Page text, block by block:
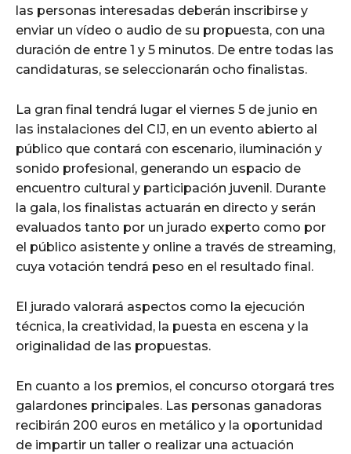
las personas interesadas deberán inscribirse y
enviar un vídeo o audio de su propuesta, con una
duración de entre 1 y 5 minutos. De entre todas las
candidaturas, se seleccionarán ocho finalistas.
La gran final tendrá lugar el viernes 5 de junio en
las instalaciones del CIJ, en un evento abierto al
público que contará con escenario, iluminación y
sonido profesional, generando un espacio de
encuentro cultural y participación juvenil. Durante
la gala, los finalistas actuarán en directo y serán
evaluados tanto por un jurado experto como por
el público asistente y online a través de streaming,
cuya votación tendrá peso en el resultado final.
El jurado valorará aspectos como la ejecución
técnica, la creatividad, la puesta en escena y la
originalidad de las propuestas.
En cuanto a los premios, el concurso otorgará tres
galardones principales. Las personas ganadoras
recibirán 200 euros en metálico y la oportunidad
de impartir un taller o realizar una actuación